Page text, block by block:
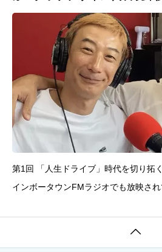
第1回 「人生ドライブ」時代を切り拓
インボータウンFMラジオでも放映さ
